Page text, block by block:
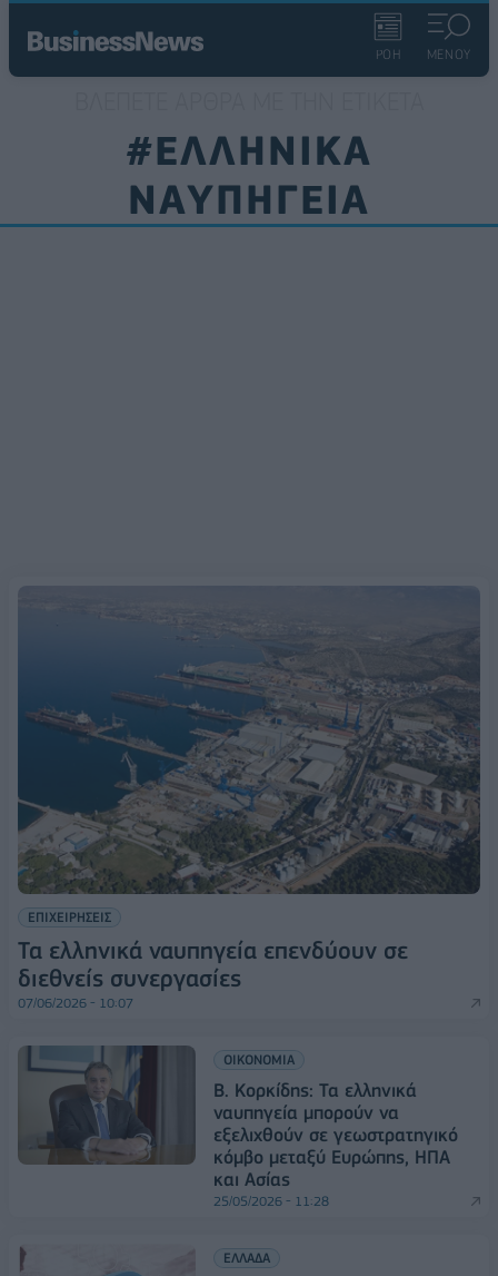
ΡΟΗ ΜΕΝΟΥ
#ΕΛΛΗΝΙΚΑ
ΝΑΥΠΗΓΕΙΑ
ΕΠΙΧΕΙΡΗΣΕΙΣ
Τα ελληνικά ναυπηγεία επενδύουν σε
διεθνείς συνεργασίες
07/06/2026 - 10:07
ΟΙΚΟΝΟΜΙΑ
Β. Κορκίδης: Τα ελληνικά
ναυπηγεία μπορούν να
εξελιχθούν σε γεωστρατηγικό
κόμβο μεταξύ Ευρώπης, ΗΠΑ
και Ασίας
25/05/2026 - 11:28
ΕΛΛΑΔΑ